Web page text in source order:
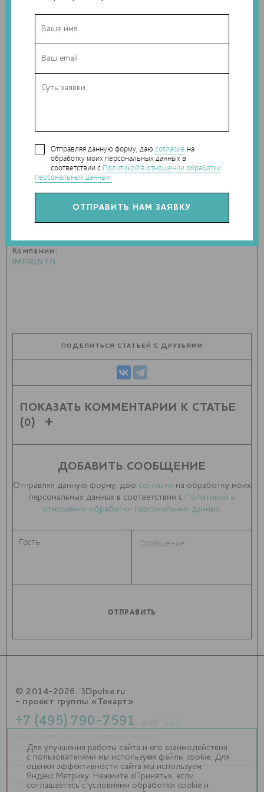
Отправляя данную форму, даюсогласие на
обработку моих персональных данных в
соответствии с Политикой в отношении обработки
персональных данных.
Производительность этой модели почти в два раза выше,
чем в предыдущих. До 100 см3 в час. Это поддерживается
серьезными комплектующими, такими как: двигатель Nema
23 для XY, армированный ремень, 16мм направляющие по
оси Z и 12 мм рельсовые направляющие по осям X и Y и
Старт продаж планируется во второй половине октября.
Теги:IMPRINTA
Компании:
IMPRINTA
ПОДЕЛИТЬСЯ СТАТЬЕЙ С ДРУЗЬЯМИ
ПОКАЗАТЬ КОММЕНТАРИИ К СТАТЬЕ
(0)
ДОБАВИТЬ СООБЩЕНИЕ
Отправляя данную форму, даю согласие на обработку моих
персональных данных в соответствии с
Политикой в
отношении обработки персональных данных.
© 2014-2026. 3Dpulse.ru
- проект группы «Текарт»
+7 (495) 790-7591
https://t.me/Techart_CaseStudy
Приглашения на соответствующие нашей
Для улучшения работы сайта и его взаимодействия
с пользователями мы используем файлы cookie. Для
оценки эффективности сайта мы используем
Яндекс.Метрику. Нажмите «Принять», если
соглашаетесь с условиями обработки cookie и